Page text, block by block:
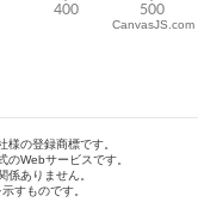
CanvasJS.com
様の登録商標です。
Webサービスです。
係ありません。
すものです。